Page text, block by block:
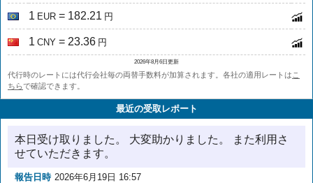
1 EUR = 182.21 円
1 CNY = 23.36 円
2026年8月6日更新
代行時のレートには代行会社毎の両替手数料が加算されます。各社の適用レートは こ
ちらで確認できます。
最近の受取レポート
本日受け取りました。 大変助かりました。 また利用さ
せていただきます。
報告日時 2026年6月19日 16:57